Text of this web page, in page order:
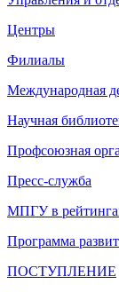
Центры
Филиалы
Международная
Научная
Профсоюзная
Пресс-служба
МПГУ в
Программа
ПОСТУПЛЕНИЕ